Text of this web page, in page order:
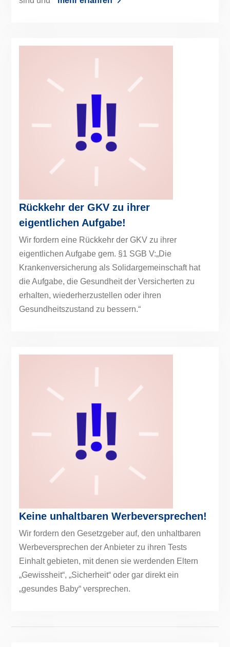
Rückkehr der GKV zu ihrer
eigentlichen Aufgabe!
Wir fordern eine Rückkehr der GKV zu ihrer
eigentlichen Aufgabe gem. §1 SGB V:„Die
Krankenversicherung als Solidargemeinschaft hat
die Aufgabe, die Gesundheit der Versicherten zu
erhalten, wiederherzustellen oder ihren
Gesundheitszustand zu bessern.“
Keine unhaltbaren Werbeversprechen!
Wir fordern den Gesetzgeber auf, den unhaltbaren
Werbeversprechen der Anbieter zu ihren Tests
Einhalt gebieten, mit denen sie werdenden Eltern
„Gewissheit“, „Sicherheit“ oder gar direkt ein
„gesundes Baby“ versprechen.